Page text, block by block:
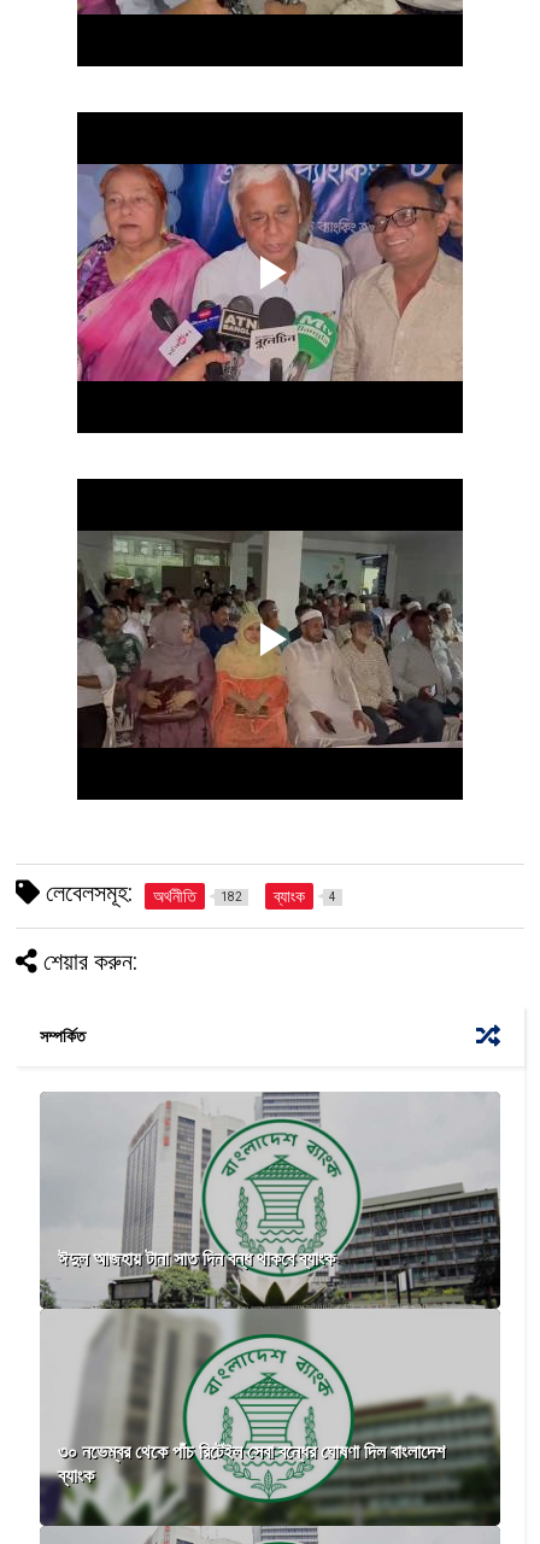
লেবেলসমূহ: অর্থনীতি 182 ব্যাংক 4
শেয়ার করুন:
সম্পর্কিত
ঈদুল আজহায় টানা সাত দিন বন্ধ থাকবে ব্যাংক
৩০ নভেম্বর থেকে পাঁচ রিটেইল সেবা বন্ধের ঘোষণা দিল বাংলাদেশ
ব্যাংক